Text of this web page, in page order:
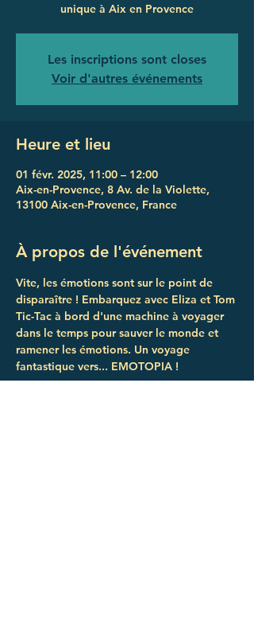
unique à Aix en Provence
Les inscriptions sont closes
Voir d'autres événements
Heure et lieu
01 févr. 2025, 11:00 – 12:00
Aix-en-Provence, 8 Av. de la Violette,
13100 Aix-en-Provence, France
À propos de l'événement
Vite, les émotions sont sur le point de
disparaître ! Embarquez avec Eliza et Tom
Tic-Tac à bord d'une machine à voyager
dans le temps pour sauver le monde et
ramener les émotions. Un voyage
fantastique vers... EMOTOPIA !